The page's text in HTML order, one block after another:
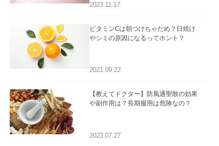
2023.11.17
ビタミンCは朝つけちゃだめ？日焼け
やシミの原因になるってホント？
2021.09.22
【教えてドクター】防風通聖散の効果
や副作用は？長期服用は危険なの？
2023.07.27